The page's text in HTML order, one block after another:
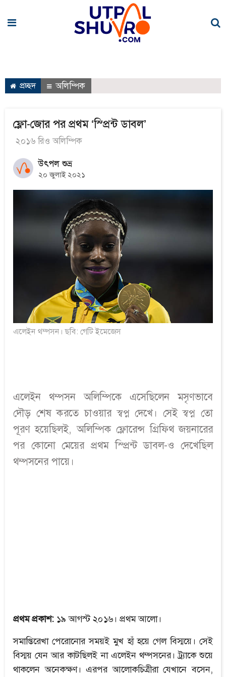
প্রচ্ছদ অলিম্পিক
ফ্লো-জোর পর প্রথম ‘স্প্রিন্ট ডাবল’
২০১৬ রিও অলিম্পিক
উৎপল শুভ্র
২০ জুলাই ২০২১
এলেইন থম্পসন। ছবি: গেটি ইমেজেস
এলেইন থম্পসন অলিম্পিকে এসেছিলেন মসৃণভাবে
দৌড় শেষ করতে চাওয়ার স্বপ্ন দেখে। সেই স্বপ্ন তো
পূরণ হয়েছিলই, অলিম্পিক ফ্লোরেন্স গ্রিফিথ জয়নারের
পর কোনো মেয়ের প্রথম স্প্রিন্ট ডাবল-ও দেখেছিল
থম্পসনের পায়ে।
প্রথম প্রকাশ: ১৯ আগস্ট ২০১৬। প্রথম আলো।
সমাপ্তিরেখা পেরোনোর সময়ই মুখ হাঁ হয়ে গেল বিস্ময়ে। সেই
বিস্ময় যেন আর কাটছিলই না এলেইন থম্পসনের। ট্র্যাকে শুয়ে
থাকলেন অনেকক্ষণ। এরপর আলোকচিত্রীরা যেখানে বসেন,